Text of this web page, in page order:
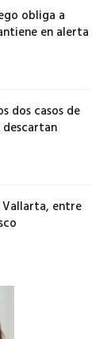
obliga a
en alerta
dos casos de
entre